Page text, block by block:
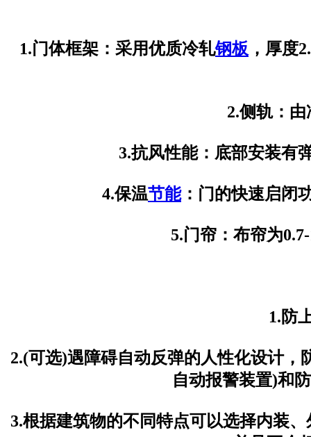
1.门体框架：采用优质冷轧钢板 ，厚度
2.侧轨：
3.抗风性能：底部安装有
4.保温节能：门的快速启闭
5.门帘：布帘为
1.防
2.(可选)遇障碍自动反弹的人性化设计
自动报警装置)和
3.根据建筑物的不同特点可以选择内装